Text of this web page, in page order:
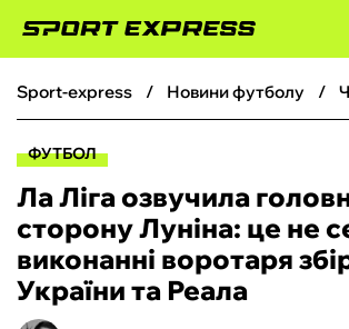
ФУТБОЛ
БОКС
ХОКЕЙ
sport-express новини футболу
ФУТБОЛ
Ла Ліга озвучила
сторону Луніна: це не
виконанні воротаря
України та Реала